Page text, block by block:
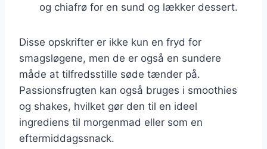
og chiafrø for en sund og lækker dessert.
Disse opskrifter er ikke kun en fryd for
smagsløgene, men de er også en sundere
måde at tilfredsstille søde tænder på.
Passionsfrugten kan også bruges i smoothies
og shakes, hvilket gør den til en ideel
ingrediens til morgenmad eller som en
eftermiddagssnack.